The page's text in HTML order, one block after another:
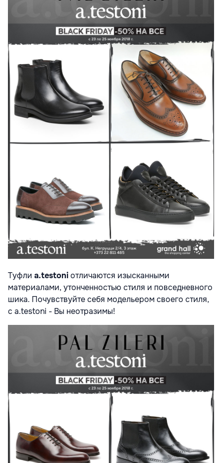
Туфли a.testoniотличаются изысканными
материалами, утонченностью стиля и повседневного
шика. Почувствуйте себя модельером своего стиля,
с a.testoni - Вы неотразимы!